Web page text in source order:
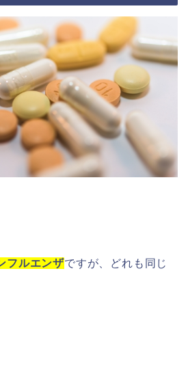
フルエンザですが、どれも同じ